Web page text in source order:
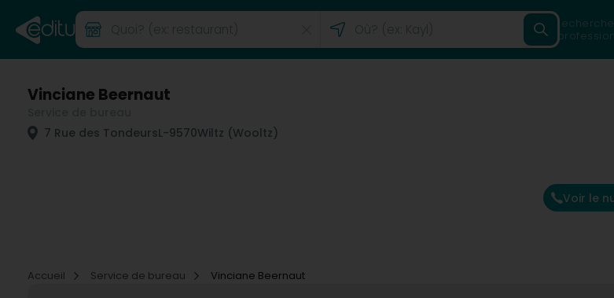
Vinciane Beernaut
7 Rue des TondeursL-9570Wiltz (Wooltz)
Voir le
Accueil
Service de bureau Vinciane Beernaut